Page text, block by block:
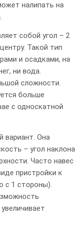
налипать на
собой угол – 2
Такой тип
и осадками, на
ни вода.
сложности.
больше
с односкатной
вариант. Она
– угол наклона
Часто навес
пристройки к
с 1 стороны).